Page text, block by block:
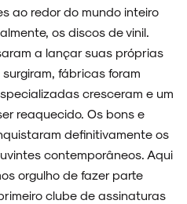
ao redor do mundo inteiro
os discos de vinil.
a lançar suas próprias
fábricas foram
cresceram e um
reaquecido. Os bons e
definitivamente os
contemporâneos. Aqui
orgulho de fazer parte
clube de assinaturas